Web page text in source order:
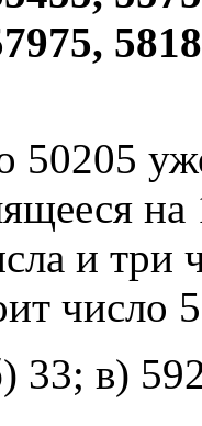
50205
и три
число
33; в)